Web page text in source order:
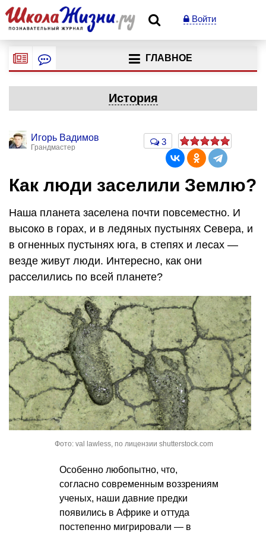
Войти
ГЛАВНОЕ
История
Игорь Вадимов
Грандмастер
3
Как люди заселили Землю?
Наша планета заселена почти повсеместно. И
высоко в горах, и в ледяных пустынях Севера, и
в огненных пустынях юга, в степях и лесах —
везде живут люди. Интересно, как они
расселились по всей планете?
Фото: val lawless, по лицензии shutterstock.com
Особенно любопытно, что,
согласно современным воззрениям
ученых, наши давние предки
появились в Африке и оттуда
постепенно мигрировали — в